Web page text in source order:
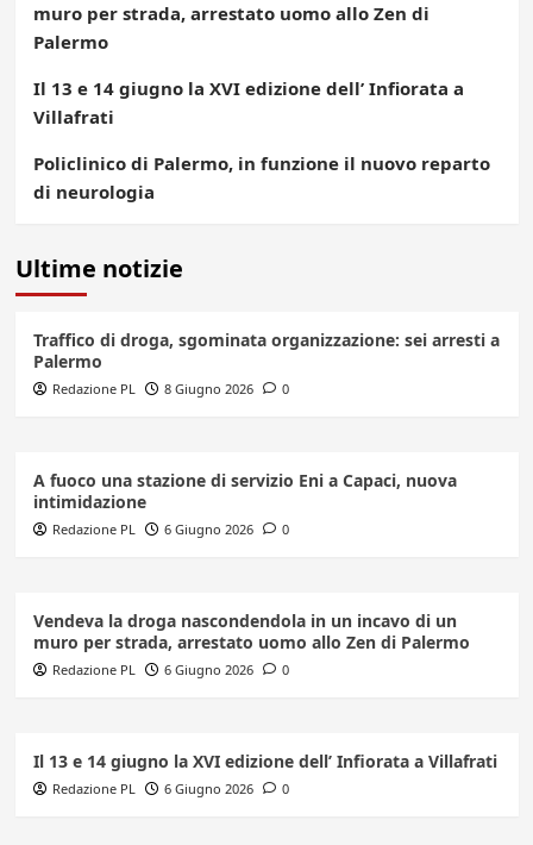
muro per strada, arrestato uomo allo Zen di
Palermo
Il 13 e 14 giugno la XVI edizione dell’ Infiorata a
Villafrati
Policlinico di Palermo, in funzione il nuovo reparto
di neurologia
Ultime notizie
Traffico di droga, sgominata organizzazione: sei arresti a
Palermo
Redazione PL 8 Giugno 2026 0
A fuoco una stazione di servizio Eni a Capaci, nuova
intimidazione
Redazione PL 6 Giugno 2026 0
Vendeva la droga nascondendola in un incavo di un
muro per strada, arrestato uomo allo Zen di Palermo
Redazione PL 6 Giugno 2026 0
Il 13 e 14 giugno la XVI edizione dell’ Infiorata a Villafrati
Redazione PL 6 Giugno 2026 0